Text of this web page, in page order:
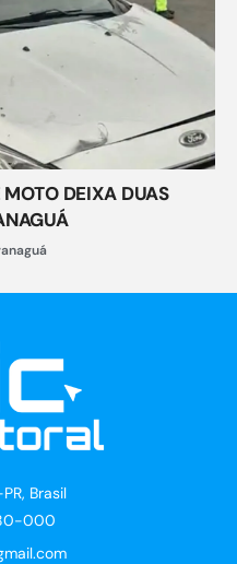
MOTO DEIXA DUAS
Brasil
000